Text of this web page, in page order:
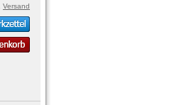
Versand